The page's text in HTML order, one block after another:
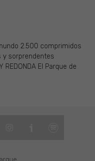
2.500 comprimidos
y sorprendentes
El Parque de